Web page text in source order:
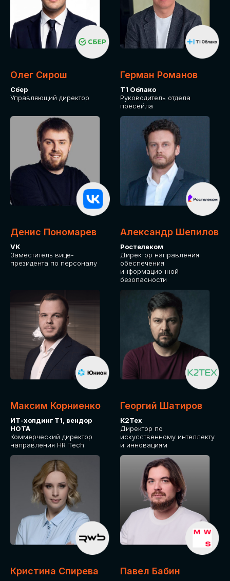
Олег Сирош
Сбер
Управляющий директор
Герман Романов
Т1 Облако
Руководитель отдела
пресейла
Денис Пономарев
VK
Заместитель вице-
президента по персоналу
Александр Шепилов
Ростелеком
Директор направления
обеспечения
информационной
безопасности
Максим Корниенко
ИТ-холдинг Т1, вендор
НОТА
Коммерческий директор
направления HR Tech
Георгий Шатиров
К2Тех
Директор по
искусственному интеллекту
и инновациям
Кристина Спирева Павел Бабин